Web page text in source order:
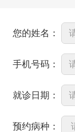
您的姓名：
手机号码：
就诊日期：
预约病种：